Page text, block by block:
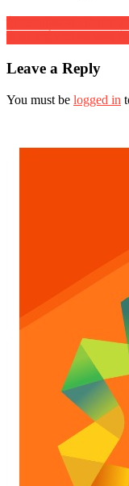
Leave a Reply
You must be logged in